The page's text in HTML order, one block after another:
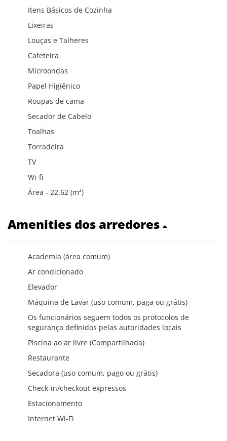
Itens Básicos de Cozinha
Lixeiras
Louças e Talheres
Cafeteira
Microondas
Papel Higiênico
Roupas de cama
Secador de Cabelo
Toalhas
Torradeira
TV
Wi-fi
Área - 22.62 (m²)
Amenities dos arredores
Academia (área comum)
Ar condicionado
Elevador
Máquina de Lavar (uso comum, paga ou grátis)
Os funcionários seguem todos os protocolos de
segurança definidos pelas autoridades locais
Piscina ao ar livre (Compartilhada)
Restaurante
Secadora (uso comum, pago ou grátis)
Check-in/checkout expressos
Estacionamento
Internet Wi-Fi